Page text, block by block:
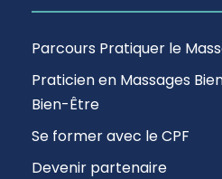
Parcours Pratiquer le
Praticien en Massages
Bien-Être
Se former avec le CPF
Devenir partenaire